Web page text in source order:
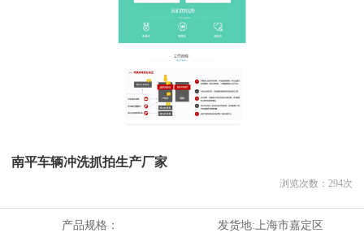
南平车辆冲洗抓拍生产厂家
浏览次数： 294次
产品规格： 发货地:上海市嘉定区